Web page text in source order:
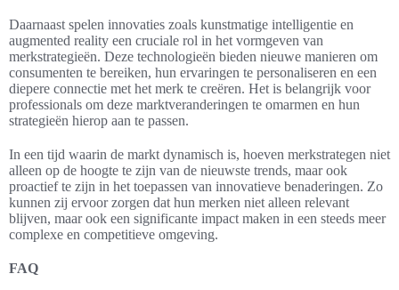
Daarnaast spelen innovaties zoals kunstmatige intelligentie en
augmented reality een cruciale rol in het vormgeven van
merkstrategieën. Deze technologieën bieden nieuwe manieren om
consumenten te bereiken, hun ervaringen te personaliseren en een
diepere connectie met het merk te creëren. Het is belangrijk voor
professionals om deze marktveranderingen te omarmen en hun
strategieën hierop aan te passen.
In een tijd waarin de markt dynamisch is, hoeven merkstrategen niet
alleen op de hoogte te zijn van de nieuwste trends, maar ook
proactief te zijn in het toepassen van innovatieve benaderingen. Zo
kunnen zij ervoor zorgen dat hun merken niet alleen relevant
blijven, maar ook een significante impact maken in een steeds meer
complexe en competitieve omgeving.
FAQ